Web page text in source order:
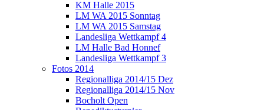
KM Halle 2015
LM WA 2015 Sonntag
LM WA 2015 Samstag
Landesliga Wettkampf 4
LM Halle Bad Honnef
Landesliga Wettkampf 3
Fotos 2014
Regionalliga 2014/15 Dez
Regionalliga 2014/15 Nov
Bocholt Open